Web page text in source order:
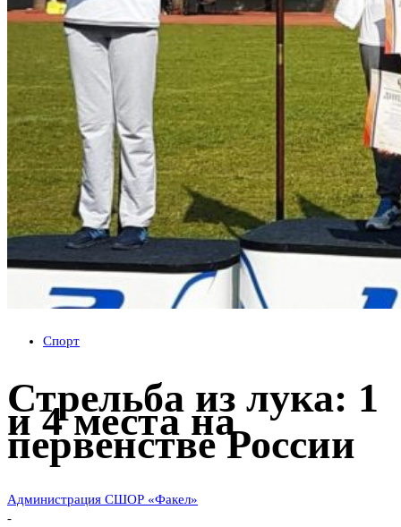
Спорт
Стрельба из лука: 1
и 4 места на
первенстве России
Администрация СШОР «Факел»
-